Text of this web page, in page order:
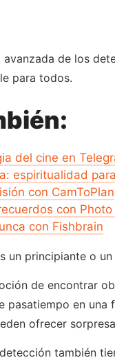
de los
para todos.
del cine en
espiritualidad
con CamToPlan
con Photo
con Fishbrain
un principiante o
de encontrar
pasatiempo en una
ofrecer
también